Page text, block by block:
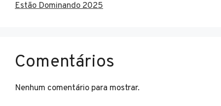
Estão Dominando 2025
Comentários
Nenhum comentário para mostrar.